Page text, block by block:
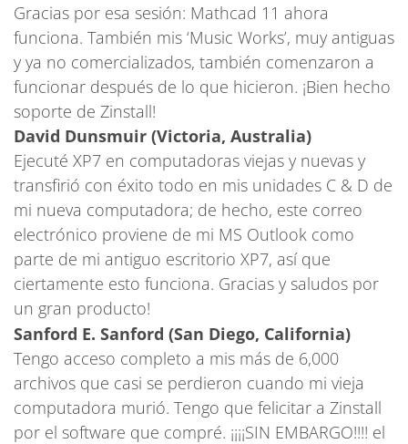
Gracias por esa sesión: Mathcad 11 ahora
funciona. También mis ‘Music Works’, muy antiguas
y ya no comercializados, también comenzaron a
funcionar después de lo que hicieron. ¡Bien hecho
soporte de Zinstall!
David Dunsmuir (Victoria, Australia)
Ejecuté XP7 en computadoras viejas y nuevas y
transfirió con éxito todo en mis unidades C & D de
mi nueva computadora; de hecho, este correo
electrónico proviene de mi MS Outlook como
parte de mi antiguo escritorio XP7, así que
ciertamente esto funciona. Gracias y saludos por
un gran producto!
Sanford E. Sanford (San Diego, California)
Tengo acceso completo a mis más de 6,000
archivos que casi se perdieron cuando mi vieja
computadora murió. Tengo que felicitar a Zinstall
por el software que compré. ¡¡¡¡SIN EMBARGO!!!! el